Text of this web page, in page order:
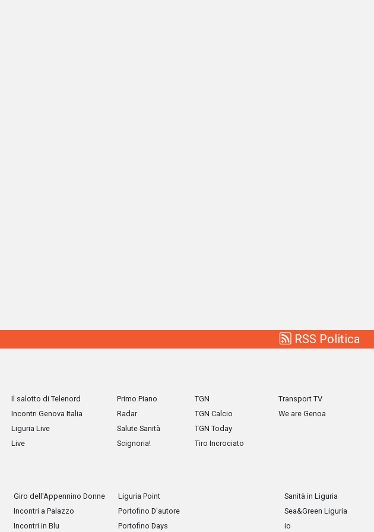
RSS Politica
Il salotto di Telenord
Incontri Genova Italia
Liguria Live
Live
Primo Piano
Radar
Salute Sanità
Scignoria!
TGN
TGN Calcio
TGN Today
Tiro Incrociato
Transport TV
We are Genoa
Giro dell'Appennino Donne
Incontri a Palazzo
Incontri in Blu
Liguria Point
Portofino D'autore
Portofino Days
Sanità in Liguria
Sea&Green Liguria
io